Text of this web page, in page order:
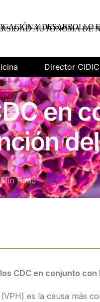
AUTÓNOMA DE
Y DESARROLLO
Director
en
Read
CDC en conjunto con
es la causa más